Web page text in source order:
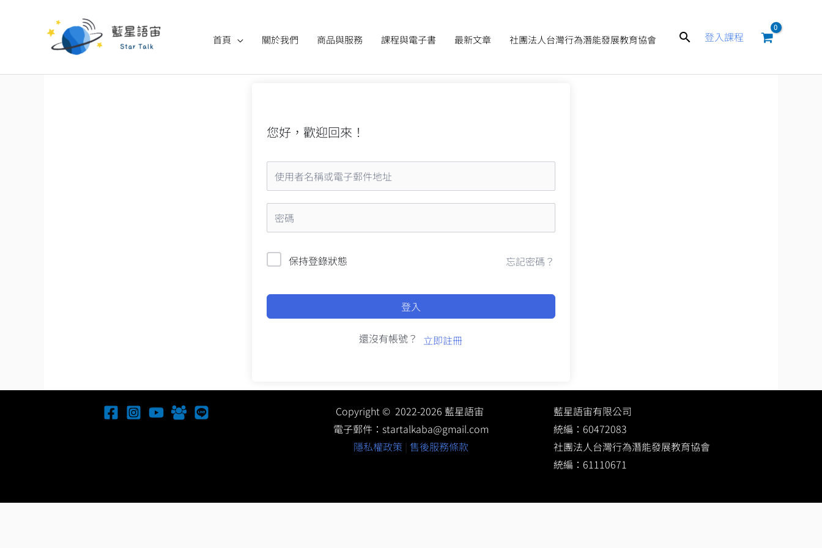
內
首頁 關於我們 商品與服務 課程與電子書 最新文章 社團法人台灣行為潛能發展教育協會
搜
登入課程
您好，歡迎回來！
保持登錄狀態 忘記密碼？
登入
還沒有帳號？ 立即註冊
Copyright © 2022-2026 藍星語宙
電子郵件： startalkaba@gmail.com
隱私權政策| 售後服務條款
藍星語宙有限公司
統編：60472083
社團法人台灣行為潛能發展教育協會
統編：61110671